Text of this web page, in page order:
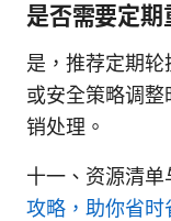
是否需要定期
是，推荐定期
或安全策略调
销处理。
十一、资源清单
攻略，助你省